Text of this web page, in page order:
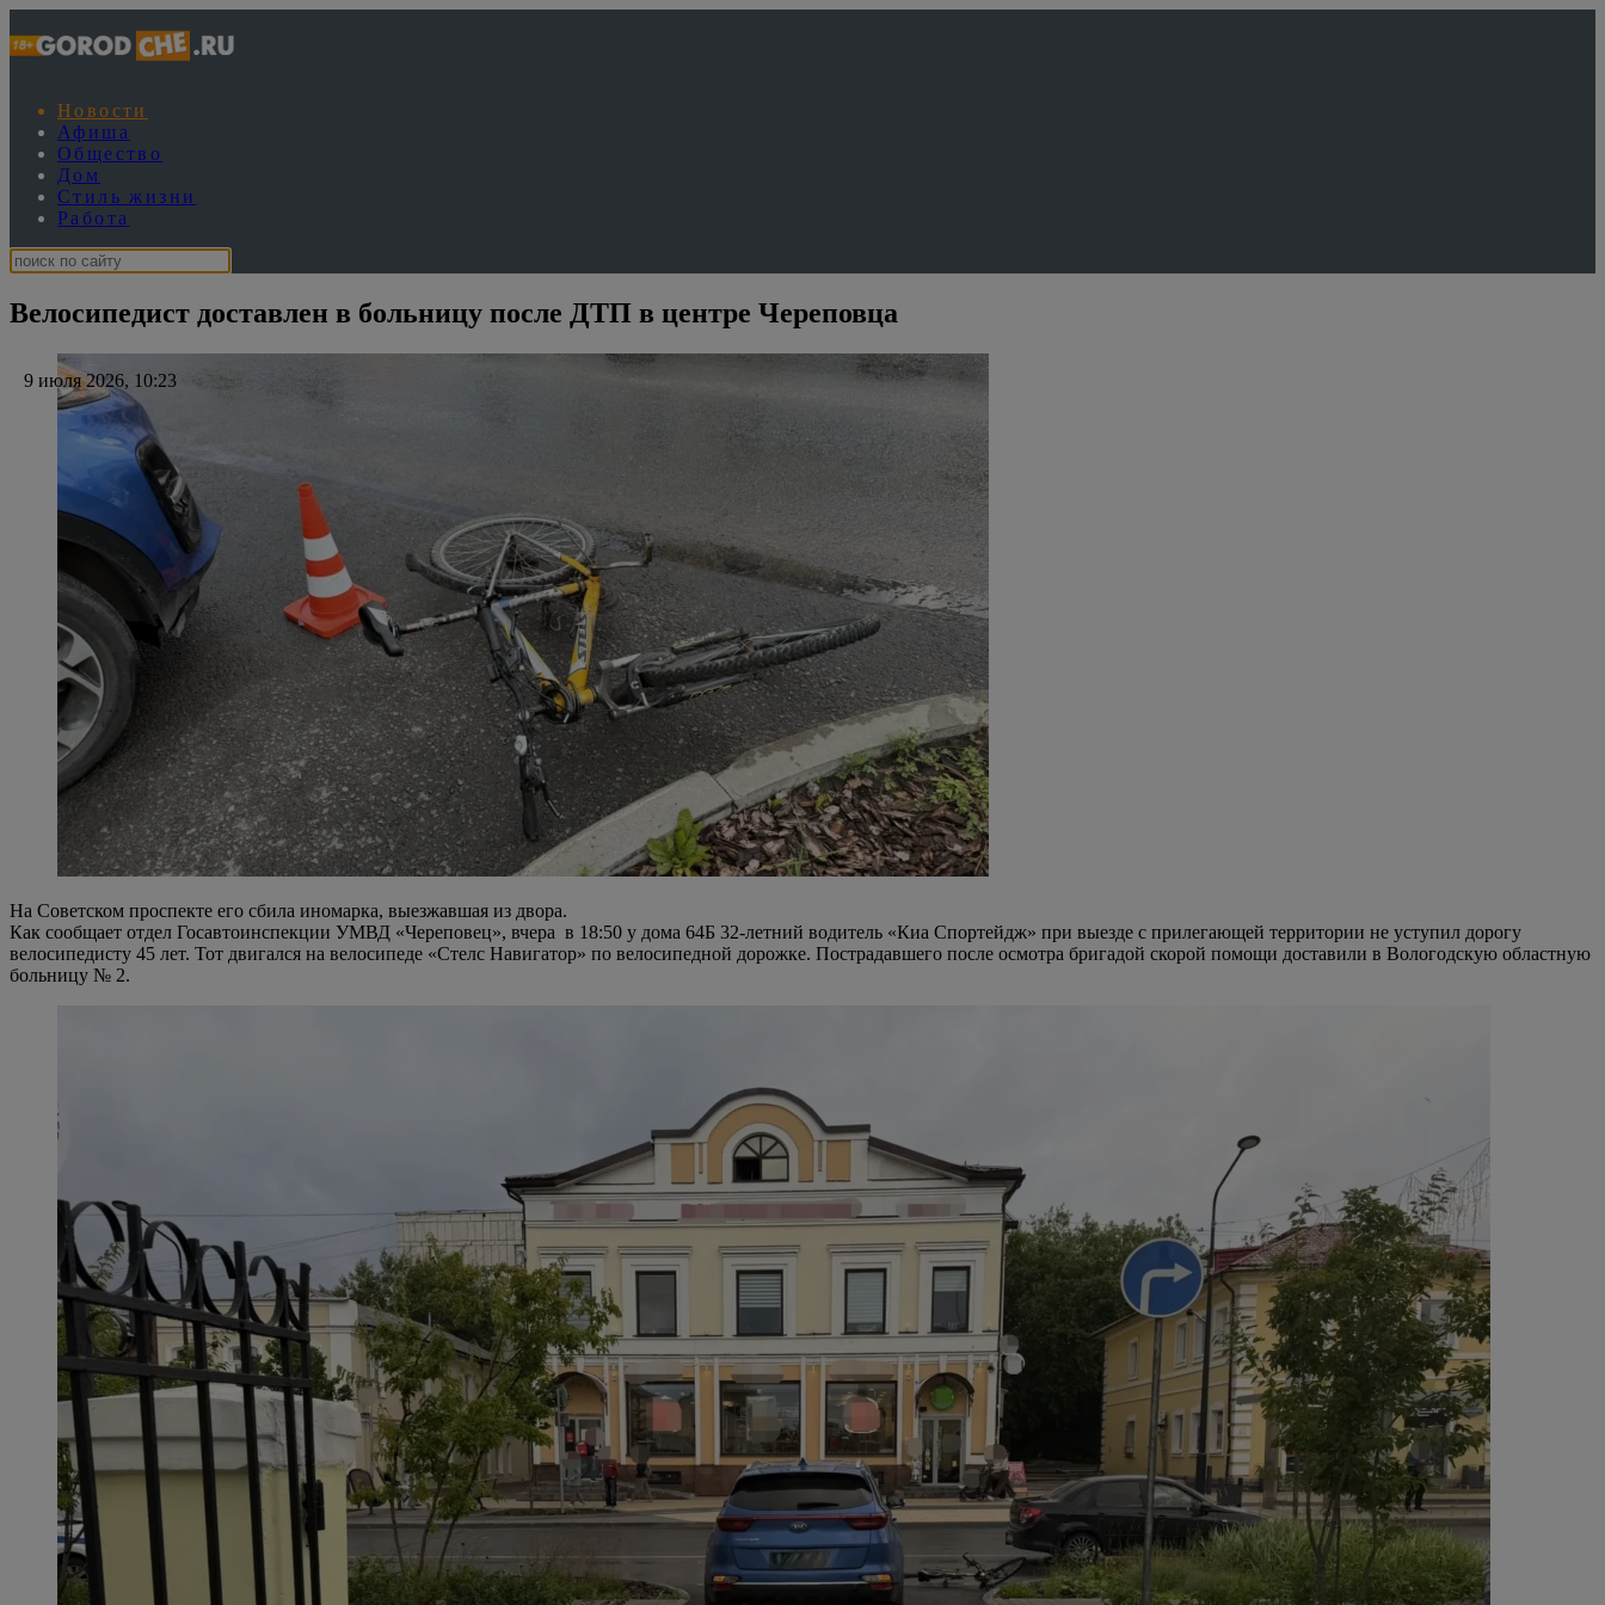
Новости
Афиша
Общество
Дом
Стиль жизни
Работа
Велосипедист доставлен в больницу после ДТП в центре Череповца
9 июля 2026, 10:23
На Советском проспекте его сбила иномарка, выезжавшая из двора.
Как сообщает отдел Госавтоинспекции УМВД «Череповец», вчера в 18:50 у дома 64Б 32-летний водитель «Киа Спортейдж» при выезде с прилегающей территории не уступил дорогу
велосипедисту 45 лет. Тот двигался на велосипеде «Стелс Навигатор» по велосипедной дорожке. Пострадавшего после осмотра бригадой скорой помощи доставили в Вологодскую областную
больницу № 2.